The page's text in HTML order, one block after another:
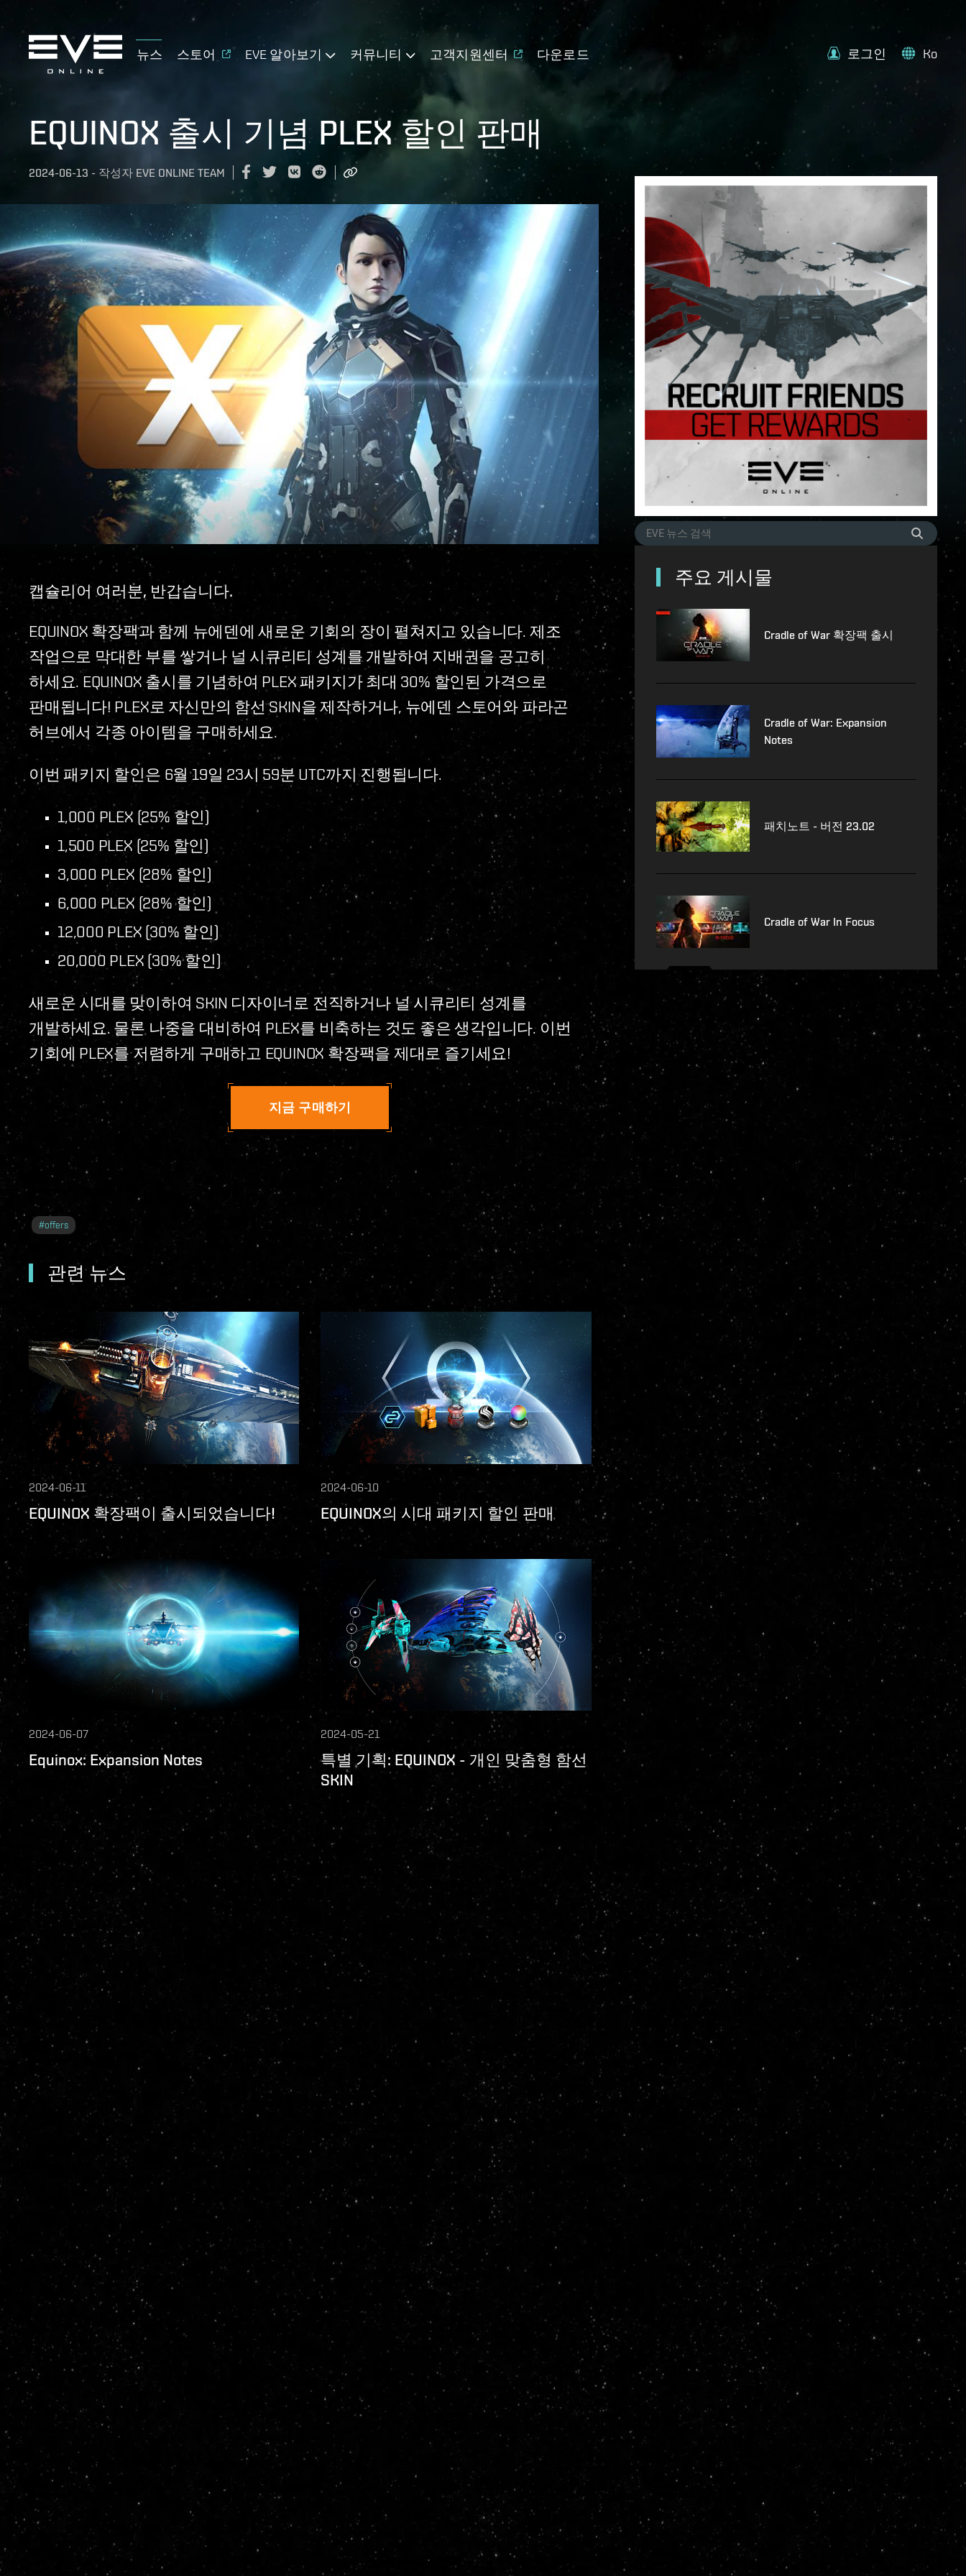
뉴스 스토어 EVE 알아보기 커뮤니티 고객지원센터 다운로드 로그인 Ko
EQUINOX 출시 기념 PLEX 할인 판매
2024-06-13 - 작성자 EVE ONLINE TEAM
캡슐리어 여러분, 반갑습니다.
EQUINOX 확장팩과 함께 뉴에덴에 새로운 기회의 장이 펼쳐지고 있습니다. 제조
작업으로 막대한 부를 쌓거나 널 시큐리티 성계를 개발하여 지배권을 공고히
하세요. EQUINOX 출시를 기념하여 PLEX 패키지가 최대 30% 할인된 가격으로
판매됩니다! PLEX로 자신만의 함선 SKIN을 제작하거나, 뉴에덴 스토어와 파라곤
허브에서 각종 아이템을 구매하세요.
이번 패키지 할인은 6월 19일 23시 59분 UTC까지 진행됩니다.
1,000 PLEX (25% 할인)
1,500 PLEX (25% 할인)
3,000 PLEX (28% 할인)
6,000 PLEX (28% 할인)
12,000 PLEX (30% 할인)
20,000 PLEX (30% 할인)
새로운 시대를 맞이하여 SKIN 디자이너로 전직하거나 널 시큐리티 성계를
개발하세요. 물론 나중을 대비하여 PLEX를 비축하는 것도 좋은 생각입니다. 이번
기회에 PLEX를 저렴하게 구매하고 EQUINOX 확장팩을 제대로 즐기세요!
지금 구매하기
#offers
관련 뉴스
2024-06-11
EQUINOX 확장팩이 출시되었습니다!
2024-06-10
EQUINOX의 시대 패키지 할인 판매
2024-06-07
Equinox: Expansion Notes
2024-05-21
특별 기획: EQUINOX - 개인 맞춤형 함선
SKIN
주요 게시물
Cradle of War 확장팩 출시
Cradle of War: Expansion
Notes
패치노트 - 버전 23.02
Cradle of War In Focus